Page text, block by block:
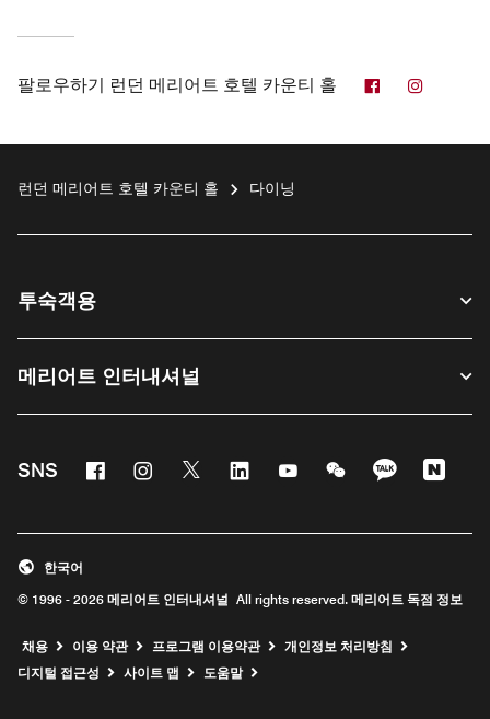
팔로우하기 런던 메리어트 호텔 카운티 홀 페이스북
런던 메리어트 호텔 카운티 홀 다이닝
투숙객용
메리어트 인터내셔널
SNS FacebookInstagram
Twitter LinkedinYoutubeWeChatKaKao
© 1996 - 2026 메리어트 인터내셔널 All rights reserved. 메리어트 독점 정보
한국어
채용 이용 약관 프로그램 이용약관
개인정보 처리방침
디지털 접근성
사이트 맵 도움말